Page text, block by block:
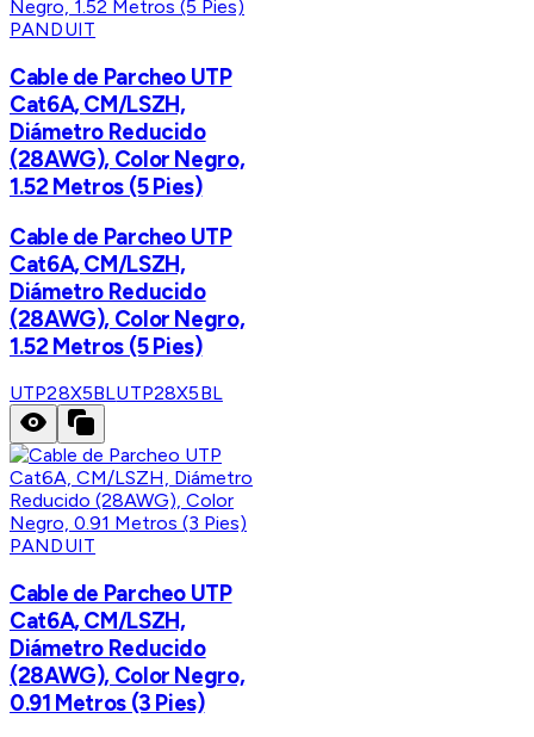
PANDUIT
Cable de Parcheo UTP
Cat6A, CM/LSZH,
Diámetro Reducido
(28AWG), Color Negro,
1.52 Metros (5 Pies)
Cable de Parcheo UTP
Cat6A, CM/LSZH,
Diámetro Reducido
(28AWG), Color Negro,
1.52 Metros (5 Pies)
UTP28X5BLUTP28X5BL
PANDUIT
Cable de Parcheo UTP
Cat6A, CM/LSZH,
Diámetro Reducido
(28AWG), Color Negro,
0.91 Metros (3 Pies)